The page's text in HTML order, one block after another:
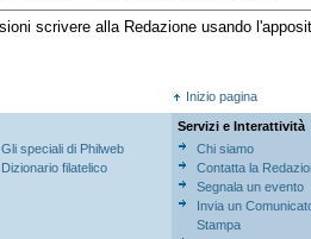
scrivere alla Redazione usando
Inizio pagina
Gli speciali di Philweb
Dizionario filatelico
Servizi e Interattività
Chi siamo
Contatta la
Segnala un evento
Invia un
Stampa